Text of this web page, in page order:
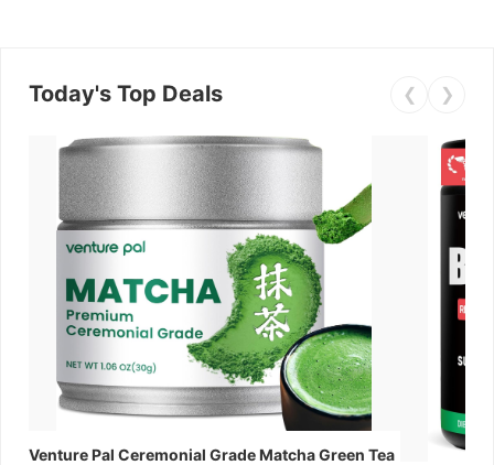
Today's Top Deals ❮ ❯
Venture Pal Ceremonial Grade Matcha Green Tea